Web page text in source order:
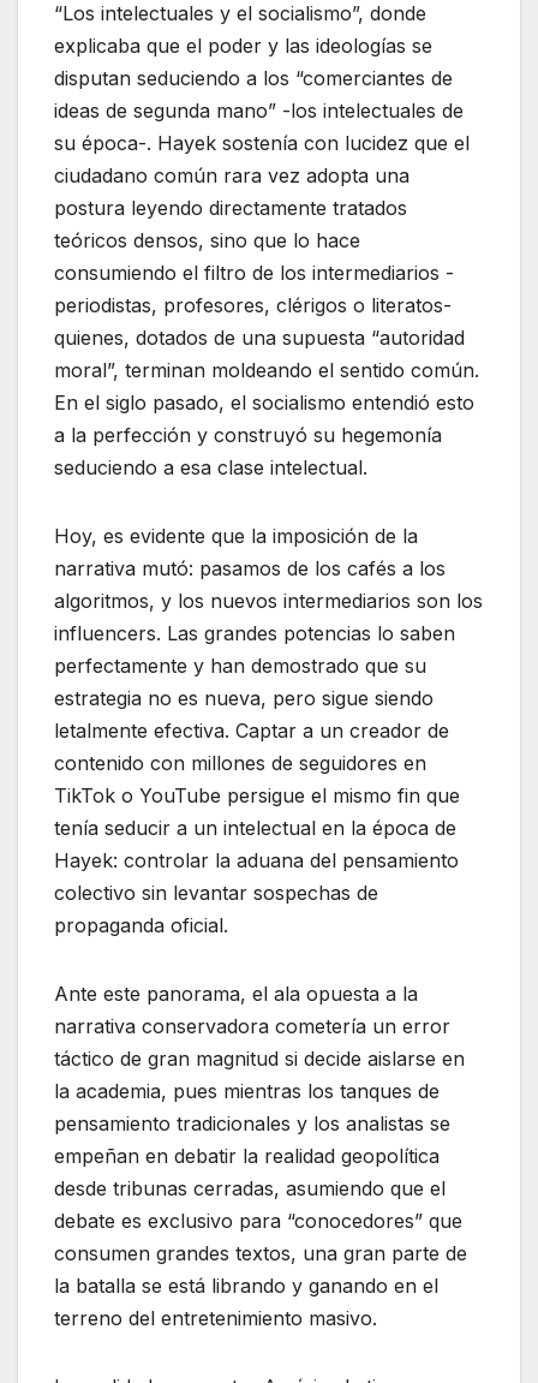
“Los intelectuales y el socialismo”, donde
explicaba que el poder y las ideologías se
disputan seduciendo a los “comerciantes de
ideas de segunda mano” -los intelectuales de
su época-. Hayek sostenía con lucidez que el
ciudadano común rara vez adopta una
postura leyendo directamente tratados
teóricos densos, sino que lo hace
consumiendo el filtro de los intermediarios -
periodistas, profesores, clérigos o literatos-
quienes, dotados de una supuesta “autoridad
moral”, terminan moldeando el sentido común.
En el siglo pasado, el socialismo entendió esto
a la perfección y construyó su hegemonía
seduciendo a esa clase intelectual.
Hoy, es evidente que la imposición de la
narrativa mutó: pasamos de los cafés a los
algoritmos, y los nuevos intermediarios son los
influencers. Las grandes potencias lo saben
perfectamente y han demostrado que su
estrategia no es nueva, pero sigue siendo
letalmente efectiva. Captar a un creador de
contenido con millones de seguidores en
TikTok o YouTube persigue el mismo fin que
tenía seducir a un intelectual en la época de
Hayek: controlar la aduana del pensamiento
colectivo sin levantar sospechas de
propaganda oficial.
Ante este panorama, el ala opuesta a la
narrativa conservadora cometería un error
táctico de gran magnitud si decide aislarse en
la academia, pues mientras los tanques de
pensamiento tradicionales y los analistas se
empeñan en debatir la realidad geopolítica
desde tribunas cerradas, asumiendo que el
debate es exclusivo para “conocedores” que
consumen grandes textos, una gran parte de
la batalla se está librando y ganando en el
terreno del entretenimiento masivo.